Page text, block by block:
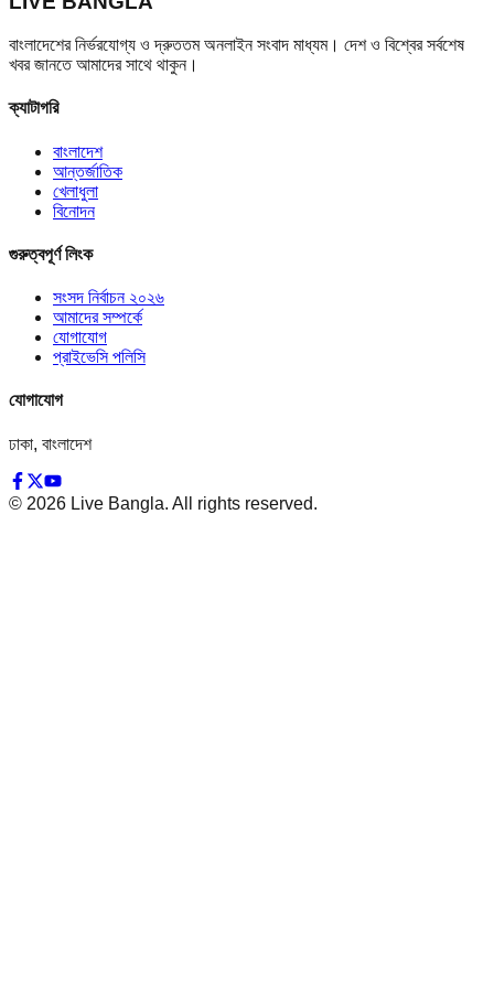
বাংলাদেশের নির্ভরযোগ্য ও দ্রুততম অনলাইন সংবাদ মাধ্যম। দেশ ও বিশ্বের সর্বশেষ
খবর জানতে আমাদের সাথে থাকুন।
ক্যাটাগরি
বাংলাদেশ
আন্তর্জাতিক
খেলাধুলা
বিনোদন
গুরুত্বপূর্ণ লিংক
সংসদ নির্বাচন ২০২৬
আমাদের সম্পর্কে
যোগাযোগ
প্রাইভেসি পলিসি
যোগাযোগ
ঢাকা, বাংলাদেশ
© 2026 Live Bangla. All rights reserved.